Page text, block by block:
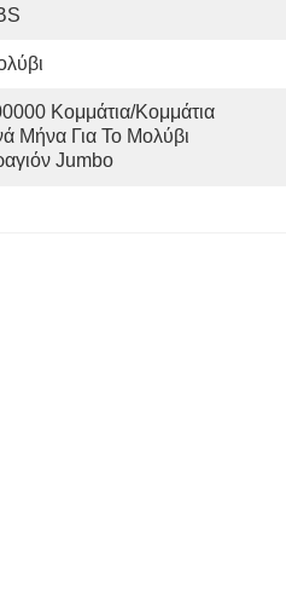
Κομμάτια/κομμάτια
Μήνα Για Το Μολύβι
Jumbo